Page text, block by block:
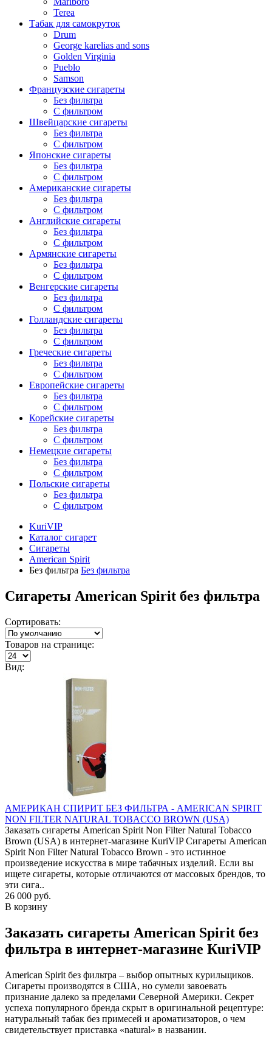
Terea
Табак для самокруток
Drum
George karelias and sons
Golden Virginia
Pueblo
Samson
Французские сигареты
Без фильтра
С фильтром
Швейцарские сигареты
Без фильтра
С фильтром
Японские сигареты
Без фильтра
С фильтром
Американские сигареты
Без фильтра
С фильтром
Английские сигареты
Без фильтра
С фильтром
Армянские сигареты
Без фильтра
С фильтром
Венгерские сигареты
Без фильтра
С фильтром
Голландские сигареты
Без фильтра
С фильтром
Греческие сигареты
Без фильтра
С фильтром
Европейские сигареты
Без фильтра
С фильтром
Корейские сигареты
Без фильтра
С фильтром
Немецкие сигареты
Без фильтра
С фильтром
Польские сигареты
Без фильтра
С фильтром
KuriVIP
Каталог сигарет
Сигареты
American Spirit
Без фильтра Без фильтра
Сигареты American Spirit без фильтра
Сортировать:
Товаров на странице:
Вид:
АМЕРИКАН СПИРИТ БЕЗ ФИЛЬТРА - AMERICAN SPIRIT
NON FILTER NATURAL TOBACCO BROWN (USA)
Заказать сигареты American Spirit Non Filter Natural Tobacco
Brown (USA) в интернет-магазине КuriVIP Сигареты American
Spirit Non Filter Natural Tobacco Brown - это истинное
произведение искусства в мире табачных изделий. Если вы
ищете сигареты, которые отличаются от массовых брендов, то
эти сига..
26 000 руб.
В корзину
Заказать сигареты American Spirit без
фильтра в интернет-магазине КuriVIP
American Spirit без фильтра – выбор опытных курильщиков.
Сигареты производятся в США, но сумели завоевать
признание далеко за пределами Северной Америки. Секрет
успеха популярного бренда скрыт в оригинальной рецептуре:
натуральный табак без примесей и ароматизаторов, о чем
свидетельствует приставка «natural» в названии.